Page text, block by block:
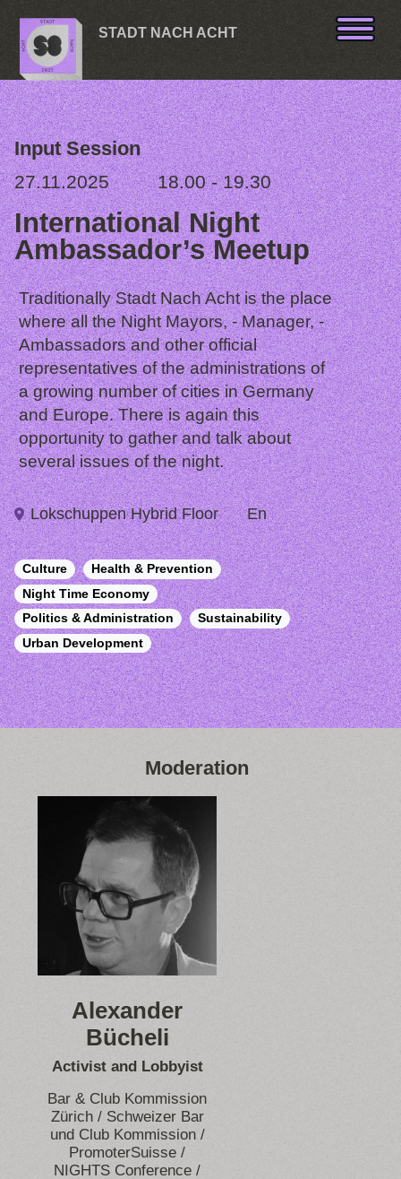
STADT NACH ACHT
Input Session
27.11.2025 18.00 - 19.30
International Night
Ambassador’s Meetup
Traditionally Stadt Nach Acht is the place
where all the Night Mayors, - Manager, -
Ambassadors and other official
representatives of the administrations of
a growing number of cities in Germany
and Europe. There is again this
opportunity to gather and talk about
several issues of the night.
Lokschuppen Hybrid Floor En
Culture
Health & Prevention
Night Time Economy
Politics & Administration
Sustainability
Urban Development
Moderation
Alexander
Bücheli
Activist and Lobbyist
Bar & Club Kommission
Zürich / Schweizer Bar
und Club Kommission /
PromoterSuisse /
NIGHTS Conference /